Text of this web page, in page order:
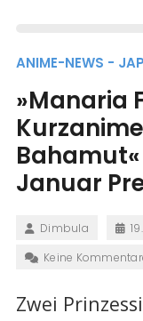
ANIME-NEWS -
»Manaria
Januar
Dimbula
Keine
Zwei